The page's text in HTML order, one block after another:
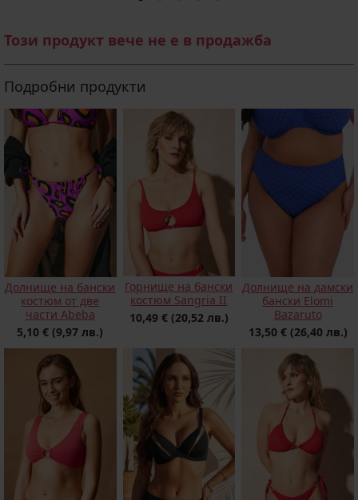
Този продукт вече не е в продажба
Подробни продукти
Долнище на бански
костюм от две
части Abeba
5,10 € (9,97 лв.)
Горнище на бански
костюм Sangria II
10,49 € (20,52 лв.)
Долнище на дамски
бански Elomi
Bazaruto
13,50 € (26,40 лв.)